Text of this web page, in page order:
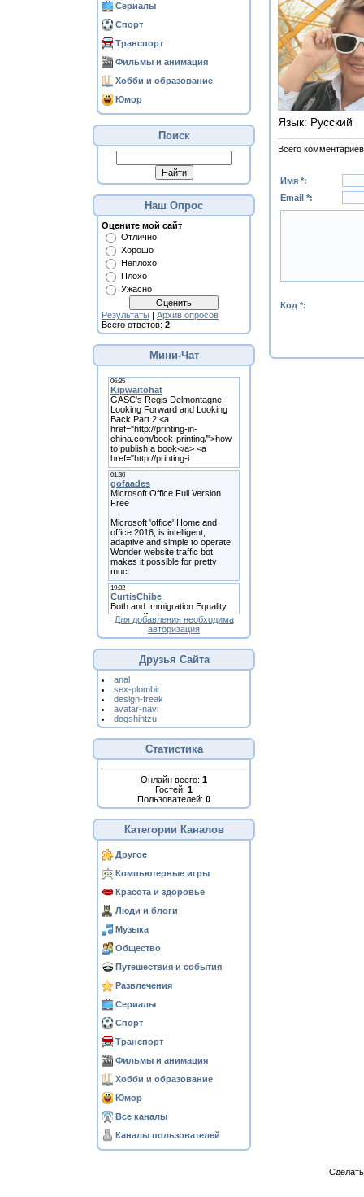
Сериалы
Спорт
Транспорт
Фильмы и анимация
Хобби и образование
Юмор
Поиск
Наш Опрос
Оцените мой сайт
Отлично
Хорошо
Неплохо
Плохо
Ужасно
Результаты | Архив опросов
Всего ответов: 2
Мини-Чат
Для добавления необходима
авторизация
Друзья Сайта
anal
sex-plombir
design-freak
avatar-navi
dogshihtzu
Статистика
Онлайн всего: 1
Гостей: 1
Пользователей: 0
Категории Каналов
Другое
Компьютерные игры
Красота и здоровье
Люди и блоги
Музыка
Общество
Путешествия и события
Развлечения
Сериалы
Спорт
Транспорт
Фильмы и анимация
Хобби и образование
Юмор
Все каналы
Каналы пользователей
Язык: Русский
Всего комментариев
Имя *:
Email *:
Код *: